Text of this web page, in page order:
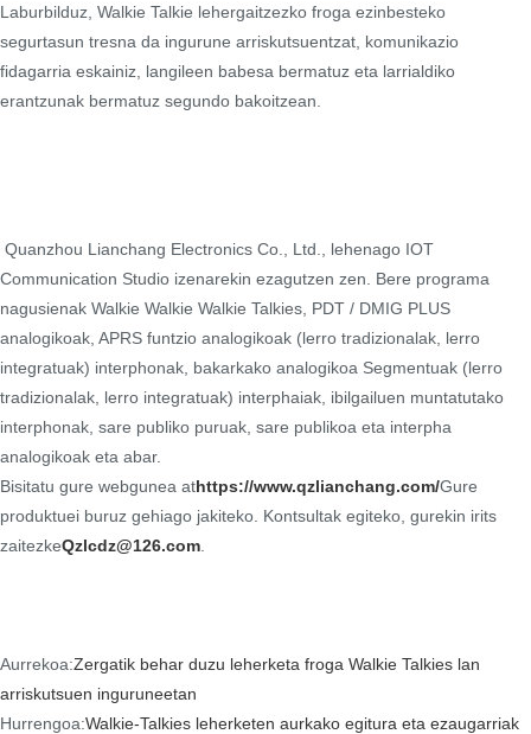
Laburbilduz, Walkie Talkie lehergaitzezko froga ezinbesteko
segurtasun tresna da ingurune arriskutsuentzat, komunikazio
fidagarria eskainiz, langileen babesa bermatuz eta larrialdiko
erantzunak bermatuz segundo bakoitzean.
Quanzhou Lianchang Electronics Co., Ltd., lehenago IOT
Communication Studio izenarekin ezagutzen zen. Bere programa
nagusienak Walkie Walkie Walkie Talkies, PDT / DMIG PLUS
analogikoak, APRS funtzio analogikoak (lerro tradizionalak, lerro
integratuak) interphonak, bakarkako analogikoa Segmentuak (lerro
tradizionalak, lerro integratuak) interphaiak, ibilgailuen muntatutako
interphonak, sare publiko puruak, sare publikoa eta interpha
analogikoak eta abar.
Bisitatu gure webgunea athttps://www.qzlianchang.com/Gure
produktuei buruz gehiago jakiteko. Kontsultak egiteko, gurekin irits
zaitezkeQzlcdz@126.com
Aurrekoa:Zergatik behar duzu leherketa froga Walkie Talkies lan
arriskutsuen inguruneetan
Hurrengoa:Walkie-Talkies leherketen aurkako egitura eta ezaugarriak